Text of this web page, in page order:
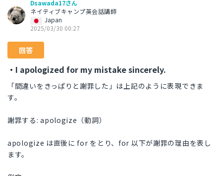
Dsawada17さん
ネイティブキャンプ英会話講師
Japan
2025/03/30 00:27
回答
・I apologized for my mistake sincerely.
「間違いをきっぱりと謝罪した」は上記のように表現できま
す。
謝罪する: apologize（動詞）
apologize は直後に for をとり、for 以下が謝罪の理由を表し
ます。